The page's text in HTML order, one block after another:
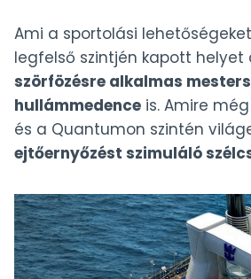
Ami a sportolási
legfelső szintjén kapott helyet
szörfözésre alkalmas
hullámmedence is. Amire
és a Quantumon szintén
ejtőernyőzést szimuláló